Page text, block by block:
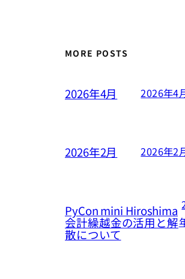
MORE POSTS
2026年4月 2026年4
2026年2月 2026年2
PyCon mini Hiroshima
会計繰越金の活用と解
散について